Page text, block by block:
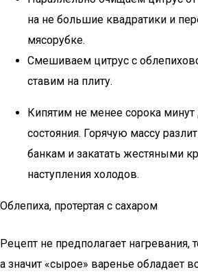
на не большие квадратики и
мясорубке.
Смешиваем цитрус с
ставим на плиту.
Кипятим не менее сорока минут
состояния. Горячую массу
банкам и закатать жестяными
наступления холодов.
Облепиха, протертая с сахаром
Рецепт не предполагает нагревания,
а значит «сырое» варенье обладает